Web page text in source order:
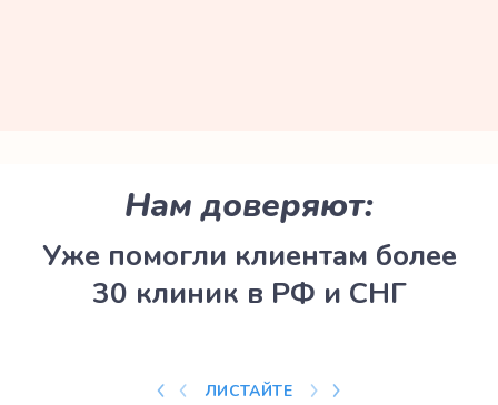
Нам доверяют:
Уже помогли клиентам более
30 клиник в РФ и СНГ
ЛИСТАЙТЕ